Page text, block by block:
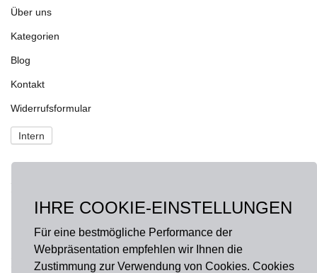
IHRE COOKIE-EINSTELLUNGEN
Für eine bestmögliche Performance der
Webpräsentation empfehlen wir Ihnen die
Zustimmung zur Verwendung von Cookies. Cookies
Über uns
Kategorien
Blog
Kontakt
Widerrufsformular
Intern
Fragen?onlineshop@hausdermanufakturen.de
FOLGE UNS AUF